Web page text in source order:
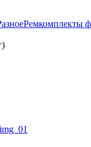
Ремкомплекты